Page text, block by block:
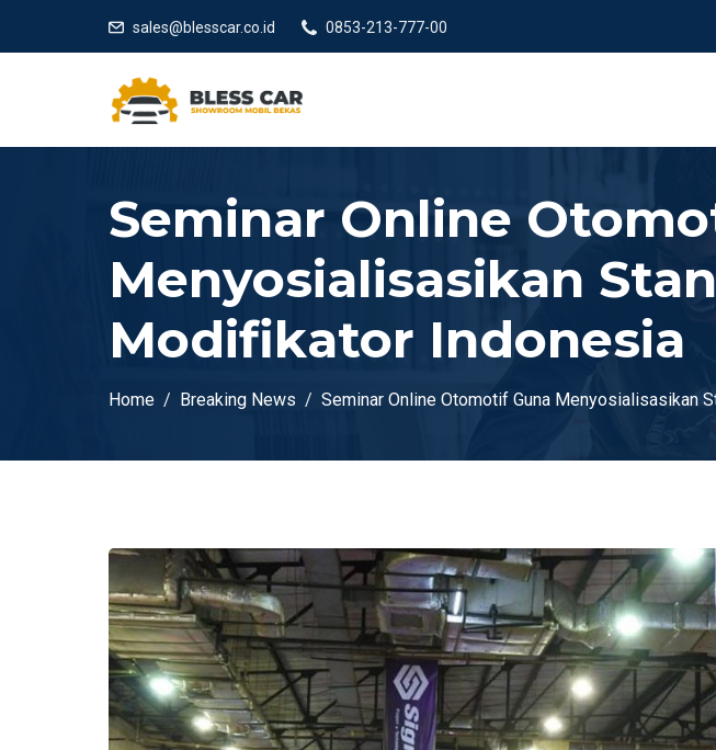
sales@blesscar.co.id 0853-213-777-00
Seminar Online
Menyosialisasikan
Modifikator Indonesia
Home Breaking News Seminar Online Otomotif Guna Menyosialisasikan